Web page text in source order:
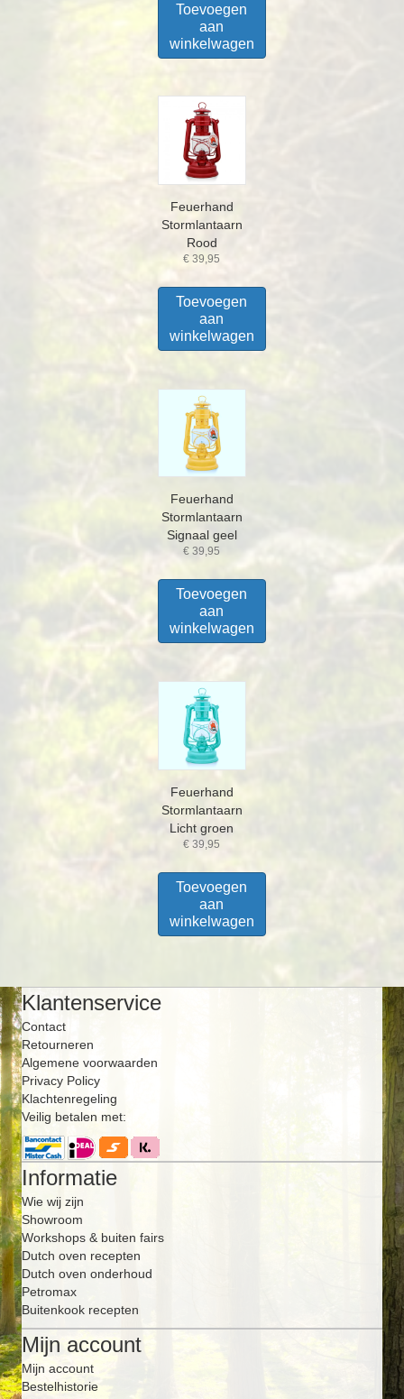
Toevoegen
aan
winkelwagen
Feuerhand
Stormlantaarn
Rood
€ 39,95
Toevoegen
aan
winkelwagen
Feuerhand
Stormlantaarn
Signaal geel
€ 39,95
Toevoegen
aan
winkelwagen
Feuerhand
Stormlantaarn
Licht groen
€ 39,95
Toevoegen
aan
winkelwagen
Klantenservice
Contact
Retourneren
Algemene voorwaarden
Privacy Policy
Klachtenregeling
Veilig betalen met:
Informatie
Wie wij zijn
Showroom
Workshops & buiten fairs
Dutch oven recepten
Dutch oven onderhoud
Petromax
Buitenkook recepten
Mijn account
Mijn account
Bestelhistorie